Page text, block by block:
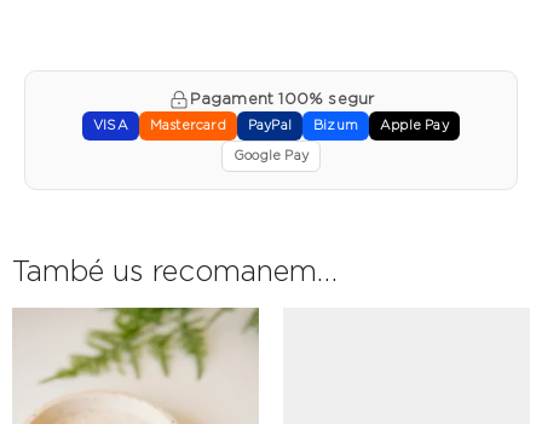
Pagament 100% segur
VISA Mastercard PayPal Bizum Apple Pay
Google Pay
També us recomanem…